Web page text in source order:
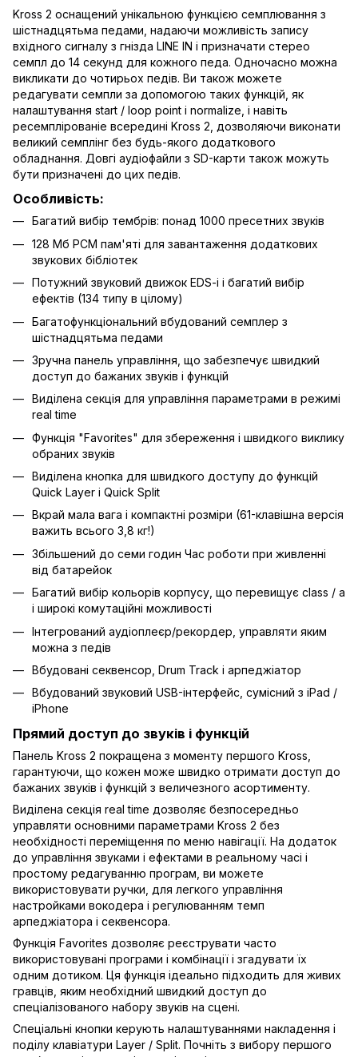
Kross 2 оснащений унікальною функцією семплювання з
шістнадцятьма педами, надаючи можливість запису
вхідного сигналу з гнізда LINE IN і призначати стерео
семпл до 14 секунд для кожного педа. Одночасно можна
викликати до чотирьох педів. Ви також можете
редагувати семпли за допомогою таких функцій, як
налаштування start / loop point і normalize, і навіть
ресемплірованіе всередині Kross 2, дозволяючи виконати
великий семплінг без будь-якого додаткового
обладнання. Довгі аудіофайли з SD-карти також можуть
бути призначені до цих педів.
Особливість:
Багатий вибір тембрів: понад 1000 пресетних звуків
128 Мб PCM пам'яті для завантаження додаткових
звукових бібліотек
Потужний звуковий движок EDS-i і багатий вибір
ефектів (134 типу в цілому)
Багатофункціональний вбудований семплер з
шістнадцятьма педами
Зручна панель управління, що забезпечує швидкий
доступ до бажаних звуків і функцій
Виділена секція для управління параметрами в режимі
real time
Функція "Favorites" для збереження і швидкого виклику
обраних звуків
Виділена кнопка для швидкого доступу до функцій
Quick Layer і Quick Split
Вкрай мала вага і компактні розміри (61-клавішна версія
важить всього 3,8 кг!)
Збільшений до семи годин Час роботи при живленні
від батарейок
Багатий вибір кольорів корпусу, що перевищує class / a
і широкі комутаційні можливості
Інтегрований аудіоплеєр/рекордер, управляти яким
можна з педів
Вбудовані секвенсор, Drum Track і арпеджіатор
Вбудований звуковий USB-інтерфейс, сумісний з iPad /
iPhone
Прямий доступ до звуків і функцій
Панель Kross 2 покращена з моменту першого Kross,
гарантуючи, що кожен може швидко отримати доступ до
бажаних звуків і функцій з величезного асортименту.
Виділена секція real time дозволяє безпосередньо
управляти основними параметрами Kross 2 без
необхідності переміщення по меню навігації. На додаток
до управління звуками і ефектами в реальному часі і
простому редагуванню програм, ви можете
використовувати ручки, для легкого управління
настройками вокодера і регулюванням темп
арпеджіатора і секвенсора.
Функція Favorites дозволяє реєструвати часто
використовувані програми і комбінації і згадувати їх
одним дотиком. Ця функція ідеально підходить для живих
гравців, яким необхідний швидкий доступ до
спеціалізованого набору звуків на сцені.
Спеціальні кнопки керують налаштуваннями накладення і
поділу клавіатури Layer / Split. Почніть з вибору першого